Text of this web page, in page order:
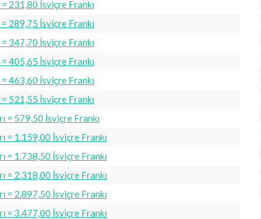
231,80 İsviçre Frankı
289,75 İsviçre Frankı
347,70 İsviçre Frankı
405,65 İsviçre Frankı
463,60 İsviçre Frankı
521,55 İsviçre Frankı
= 579,50 İsviçre Frankı
= 1.159,00 İsviçre Frankı
= 1.738,50 İsviçre Frankı
= 2.318,00 İsviçre Frankı
= 2.897,50 İsviçre Frankı
= 3.477,00 İsviçre Frankı